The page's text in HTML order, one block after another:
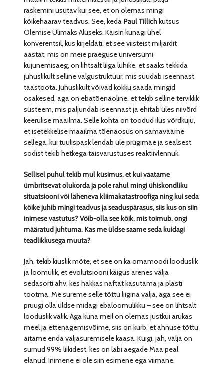
raskemini usutav kui see, et on olemas mingi
kõikehaarav teadvus. See, keda Paul Tillichkutsus
Olemise Ülimaks Aluseks. Käisin kunagi ühel
konverentsil, kus kirjeldati, et see viisteist miljardit
aastat, mis on meie praeguse universumi
kujunemisaeg, on lihtsalt liiga lühike, et saaks tekkida
juhuslikult selline valgustruktuur, mis suudab iseennast
taastoota. Juhuslikult võivad kokku saada mingid
osakesed, aga on ebatõenäoline, et tekib selline terviklik
süsteem, mis paljundab iseennast ja ehitab üles niivõrd
keerulise maailma. Selle kohta on toodud ilus võrdkuju,
et isetekkelise maailma tõenäosus on samaväärne
sellega, kui tuulispask lendab üle prügimäe ja sealsest
sodist tekib hetkega täisvarustuses reaktiivlennuk.
Sellisel puhul tekib mul küsimus, et kui vaatame
ümbritsevat olukorda ja pole rahul mingi ühiskondliku
situatsiooni või läheneva kliimakatastroofiga ning kui seda
kõike juhib mingi teadvus ja seaduspärasus, siis kus on siin
inimese vastutus? Võib-olla see kõik, mis toimub, ongi
määratud juhtuma. Kas me üldse saame seda kuidagi
teadlikkusega muuta?
Jah, tekib kiuslik mõte, et see on ka omamoodi looduslik
ja loomulik, et evolutsiooni käigus arenes välja
sedasorti ahv, kes hakkas naftat kasutama ja plasti
tootma. Me sureme selle tõttu liigina välja, aga see ei
pruugi olla üldse midagi ebaloomulikku – see on lihtsalt
looduslik valik. Aga kuna meil on olemas justkui arukas
meel ja ettenägemisvõime, siis on kurb, et ahnuse tõttu
aitame enda väljasuremisele kaasa. Kuigi, jah, välja on
surnud 99% liikidest, kes on läbi aegade Maa peal
elanud. Inimene ei ole siin esimene ega viimane.